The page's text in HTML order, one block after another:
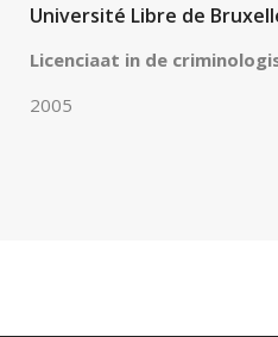
Université Libre de
Licenciaat in de
2005